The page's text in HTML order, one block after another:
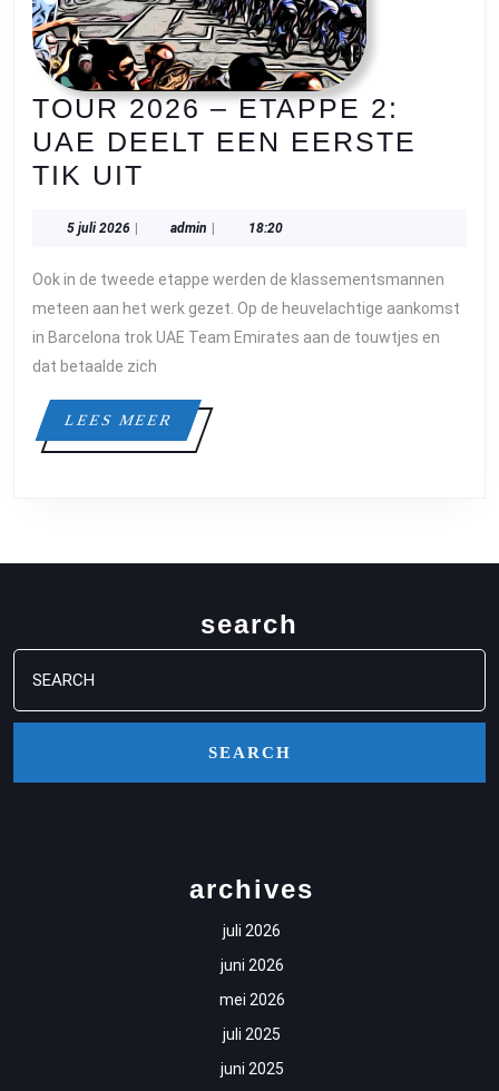
TOUR 2026 – ETAPPE 2:
UAE DEELT EEN EERSTE
TIK UIT
ETAPPE
2:
UAE
DEELT
EEN
EERSTE
5 juli 20265
admin admin 18:20
Ook in de tweede etappe werden de klassementsmannen
meteen aan het werk gezet. Op de heuvelachtige aankomst
in Barcelona trok UAE Team Emirates aan de touwtjes en
dat betaalde zich
LEES MEERLEES
MEER
search
Search
for:
archives
juli 2026
juni 2026
mei 2026
juli 2025
juni 2025